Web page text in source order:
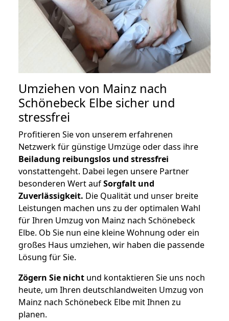
Umziehen von Mainz nach
Schönebeck Elbe sicher und
stressfrei
Profitieren Sie von unserem erfahrenen
Netzwerk für günstige Umzüge oder dass ihre
Beiladung reibungslos und stressfrei
vonstattengeht. Dabei legen unsere Partner
besonderen Wert aufSorgfalt und
Zuverlässigkeit. Die Qualität und unser breite
Leistungen machen uns zu der optimalen Wahl
für Ihren Umzug von Mainz nach Schönebeck
Elbe. Ob Sie nun eine kleine Wohnung oder ein
großes Haus umziehen, wir haben die passende
Lösung für Sie.
Zögern Sie nicht und kontaktieren Sie uns noch
heute, um Ihren deutschlandweiten Umzug von
Mainz nach Schönebeck Elbe mit Ihnen zu
planen.